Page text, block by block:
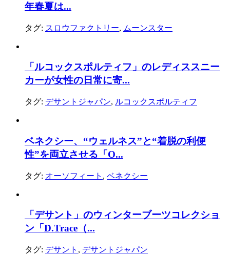
年春夏は...
タグ: スロウファクトリー, ムーンスター
「ルコックスポルティフ」のレディススニー
カーが女性の日常に寄...
タグ: デサントジャパン, ルコックスポルティフ
ベネクシー、“ウェルネス”と“着脱の利便
性”を両立させる「O...
タグ: オーソフィート , ベネクシー
「デサント」のウィンターブーツコレクショ
ン「D.Trace（...
タグ: デサント , デサントジャパン